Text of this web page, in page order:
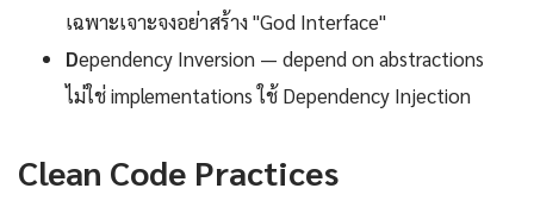
เฉพาะเจาะจงอย่าสร้าง "God Interface"
Dependency Inversion — depend on abstractions
ไม่ใช่ implementations ใช้ Dependency Injection
Clean Code Practices